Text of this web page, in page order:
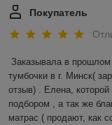
Покупатель
Заказывала в
тумбочки в г. Минск(
отзыв) . Елена,
подбором , а так же
матрас ( продают, как